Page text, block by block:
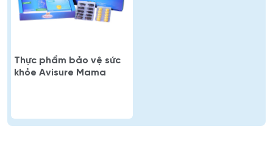
Thực phẩm bảo vệ sức
khỏe Avisure Mama